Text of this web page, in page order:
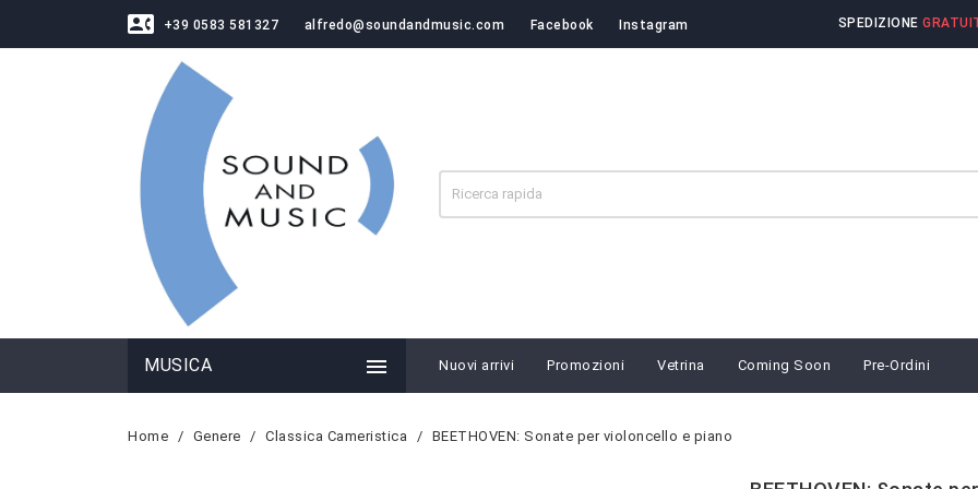
contact_phone +39 0583 581327 alfredo@soundandmusic.com Facebook Instagram SPEDIZIONE
MUSICA  Nuovi arrivi Promozioni Vetrina Coming Soon Pre-Ordini
Home Genere Classica Cameristica BEETHOVEN: Sonate per violoncello e piano